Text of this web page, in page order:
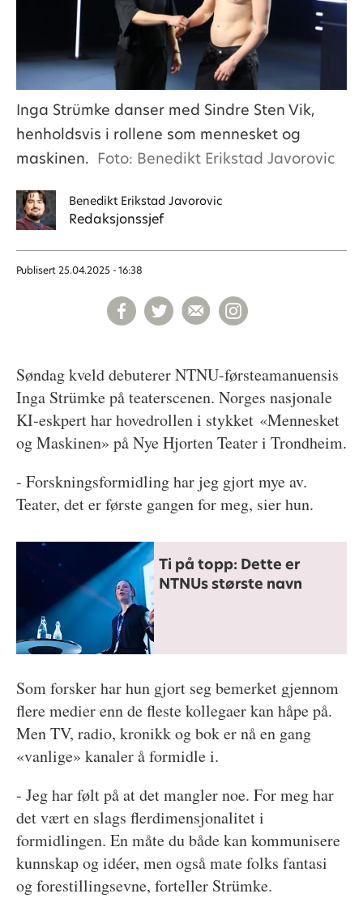
Inga Strümke danser med Sindre Sten Vik,
henholdsvis i rollene som mennesket og
maskinen. Foto: Benedikt Erikstad Javorovic
Benedikt Erikstad Javorovic
Redaksjonssjef
Publisert 25.04.2025 - 16:38
Søndag kveld debuterer NTNU-førsteamanuensis
Inga Strümke på teaterscenen. Norges nasjonale
KI-eskpert har hovedrollen i stykket «Mennesket
og Maskinen» på Nye Hjorten Teater i Trondheim.
- Forskningsformidling har jeg gjort mye av.
Teater, det er første gangen for meg, sier hun.
Ti på topp: Dette er
NTNUs største navn
Som forsker har hun gjort seg bemerket gjennom
flere medier enn de fleste kollegaer kan håpe på.
Men TV, radio, kronikk og bok er nå en gang
«vanlige» kanaler å formidle i.
- Jeg har følt på at det mangler noe. For meg har
det vært en slags flerdimensjonalitet i
formidlingen. En måte du både kan kommunisere
kunnskap og idéer, men også mate folks fantasi
og forestillingsevne, forteller Strümke.